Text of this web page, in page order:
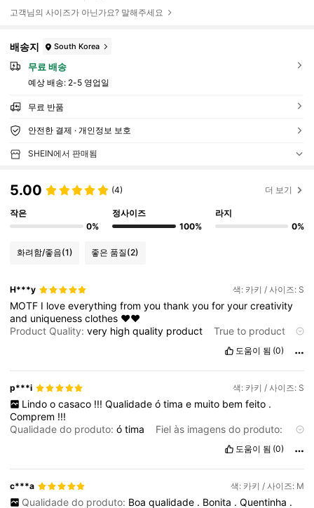
고객님의 사이즈가 아닌가요? 말해주세요
배송지 South Korea
무료 배송
예상 배송: 2-5 영업일
무료 반품
안전한 결제 · 개인정보 보호
SHEIN에서 판매됨
5.00 (4) 더 보기
작은
0%
정사이즈
100%
라지
0%
화려함/좋음(1) 좋은 품질(2)
H***y 색: 카키 / 사이즈: S
MOTF I loveeverythingfromyouthankyouforyourcreativity
and uniquenessclothes ❤️❤️
Product Quality:very highquality product
True to product
도움이 됨 (0)
p***i 색: 카키 / 사이즈: S
Lindo o casaco !!! Qualidade ó tima e muito bem feito .
Comprem !!!
Qualidade do produto:ótima
Fiel às imagens do produto:
도움이 됨 (0)
c***a 색: 카키 / 사이즈: M
Qualidade do produto: Boa qualidade . Bonita . Quentinha .